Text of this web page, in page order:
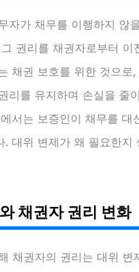
자가 채무를 이행하지 않
권리를 채권자로부터 이
채권 보호를 위한 것으로
리를 유지하며 손실을 줄
서는 보증인이 채무를 대
. 대위 변제가 왜 필요한지
채권자 권리 변화
채권자의 권리는 대위 변